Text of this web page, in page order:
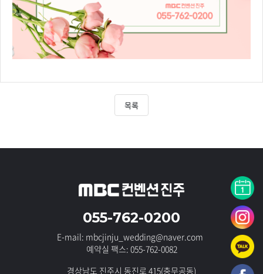
목록
055-762-0200
E-mail: mbcjinju_wedding@naver.com
예약실 팩스: 055-762-0082
경상남도 진주시 동진로 415(충무공동)